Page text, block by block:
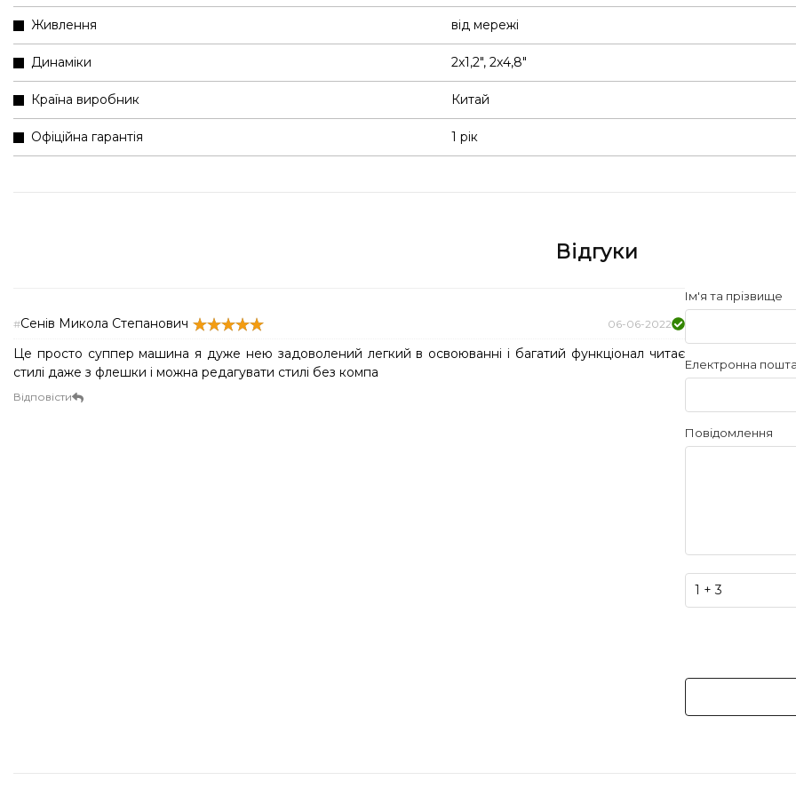
Живлення від мережі
Динаміки 2x1,2", 2x4,8"
Країна виробник Китай
Офіційна гарантія 1 рік
Відгуки
#Сенів Микола Степанович 06-06-2022
Це просто суппер машина я дуже нею задоволений легкий в освоюванні і багатий функціонал читає
стилі даже з флешки і можна редагувати стилі без компа
Відповісти
Ім'я та прізвище
Електронна
Повідомлення